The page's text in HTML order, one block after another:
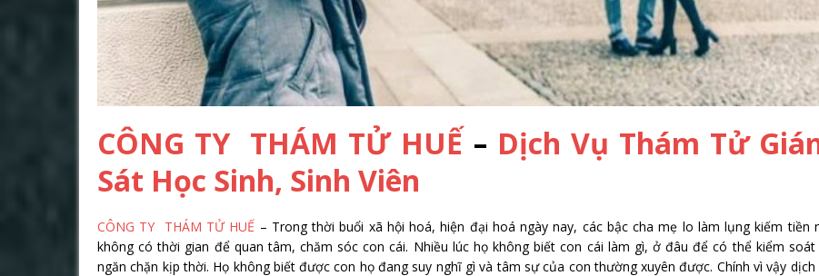
CÔNG TY THÁM TỬ HUẾ – Dịch Vụ Thám Tử
Sát Học Sinh, Sinh Viên
CÔNG TY THÁM TỬ HUẾ – Trong thời buổi xã hội hoá, hiện đại hoá ngày nay, các bậc cha mẹ lo làm lụng kiếm tiền
không có thời gian để quan tâm, chăm sóc con cái. Nhiều lúc họ không biết con cái làm gì, ở đâu để có thể kiểm soát
ngăn chặn kịp thời. Họ không biết được con họ đang suy nghĩ gì và tâm sự của con thường xuyên được. Chính vì vậy dịch